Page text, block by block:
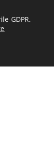
GDPR.